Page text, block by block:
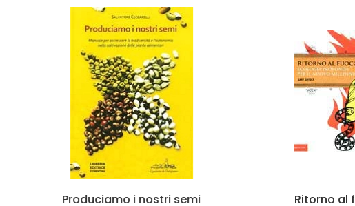
Produciamo i nostri semi Ritorno al fuoco